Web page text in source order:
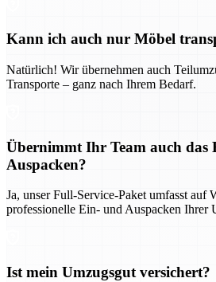
Kann ich auch nur Möbel
Natürlich! Wir übernehmen auch
Transporte – ganz nach Ihrem Bedarf.
Übernimmt Ihr Team auch das
Auspacken?
Ja, unser Full-Service-Paket umfasst auf
professionelle Ein- und Auspacken Ihrer
Ist mein Umzugsgut versichert?